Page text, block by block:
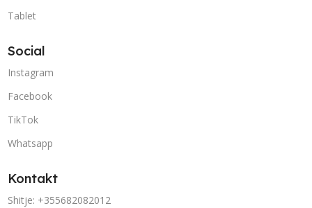
Tablet
Social
Instagram
Facebook
TikTok
Whatsapp
Kontakt
Shitje: +355682082012